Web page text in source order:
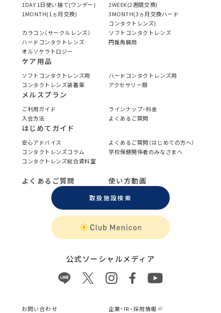
1DAY 1日使い捨て(ワンデー)
2WEEK(2週間交換)
1MONTH(1ヵ月交換)
3MONTH(3ヵ月交換ハード
コンタクトレンズ)
カラコン（サークルレンズ）
ソフトコンタクトレンズ
ハードコンタクトレンズ
円錐角膜用
オルソケラトロジー
ケア用品
ソフトコンタクトレンズ用
ハードコンタクトレンズ用
コンタクトレンズ装着薬
アクセサリー類
メルスプラン
ご利用ガイド
ラインナップ・料金
入会方法
よくあるご質問
はじめてガイド
安心アドバイス
よくあるご質問（はじめての方へ）
コンタクトレンズコラム
学校保健関係者のみなさまへ
コンタクトレンズ総合資料室
よくあるご質問 使い方動画
取扱施設検索
公式ソーシャルメディア
お問い合わせ 企業・IR・採用情報